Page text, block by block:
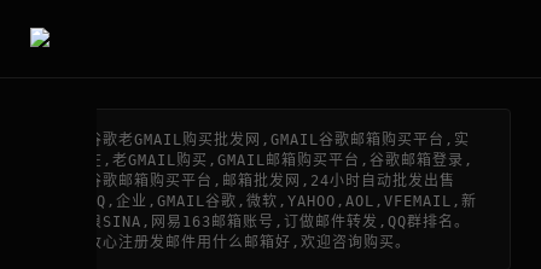
谷歌老GMAIL购买批发网,GMAIL谷歌邮箱购买平台,实
在,老GMAIL购买,GMAIL邮箱购买平台,谷歌邮箱登录,
谷歌邮箱购买平台,邮箱批发网,24小时自动批发出售
QQ,企业,GMAIL谷歌,微软,YAHOO,AOL,VFEMAIL,新
浪SINA,网易163邮箱账号,订做邮件转发,QQ群排名。
收心注册发邮件用什么邮箱好,欢迎咨询购买。